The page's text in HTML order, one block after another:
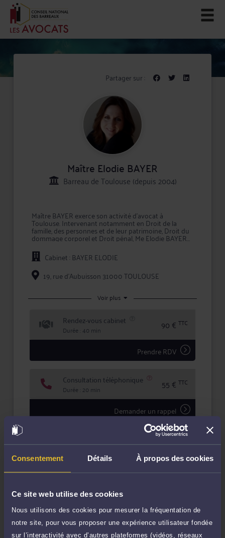
Consentement Détails À propos des cookies
Ce site web utilise des cookies
Nous utilisons des cookies pour mesurer la fréquentation de
notre site, pour vous proposer une expérience utilisateur fondée
sur l’interactivité avec d’autres plateformes (vidéos, réseaux
Partager sur :
Maître Elodie BAYER
Barreau de Toulouse (depuis 2004)
Maître BAYER exerce son activité d'avocat à
Toulouse. Intervenant notamment en Droit de la
famille, des personnes et de leur patrimoine, Droit du
dommage corporel et Droit pénal, Me Elodie BAYER
assure auprès de ses clients un rôle de conseil et de
représentation en justice.
Pour toute problématique dans ses champs de
compétence, Me BAYER vous conseille efficacement
et vous assiste en justice, que ce soit en demande ou
chacun de ses clients en leur garantissant expertise
juridique, rigueur et confidentialité dans le traitement
de leur dossier.
Cabinet : BAYER ELODIE
19, rue d'Aubuisson 31000 TOULOUSE
Voir plus
Rendez-vous cabinet
Durée : 40 min 90 € TTC
Prendre RDV
Consultation téléphonique
Durée : 20 min 55 € TTC
Demander un rappel
de 1.000 caractères)
70 €
Consultation écrite
Etude de votre dossier + possibilité
d'ajout d'une pièce jointe
360 €
TTC